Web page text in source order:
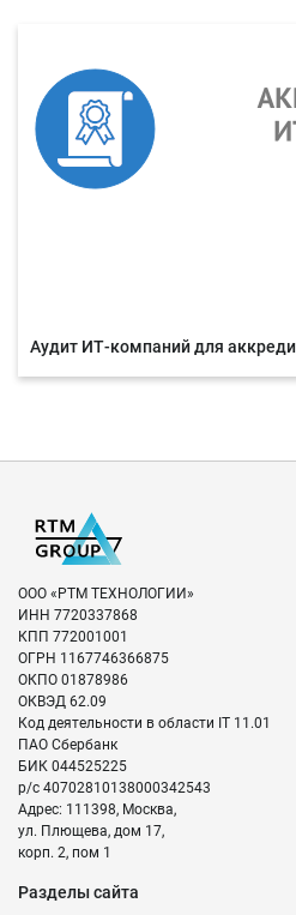
Аудит ИТ-компаний для
ООО «РТМ ТЕХНОЛОГИИ»
ИНН 7720337868
КПП 772001001
ОГРН 1167746366875
ОКПО 01878986
ОКВЭД 62.09
Код деятельности в области IT 11.01
ПАО Сбербанк
БИК 044525225
р/с 40702810138000342543
Адрес: 111398, Москва,
ул. Плющева, дом 17,
корп. 2, пом 1
Разделы сайта